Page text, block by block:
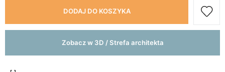
DODAJ DO KOSZYKA
Zobacz w 3D / Strefa architekta